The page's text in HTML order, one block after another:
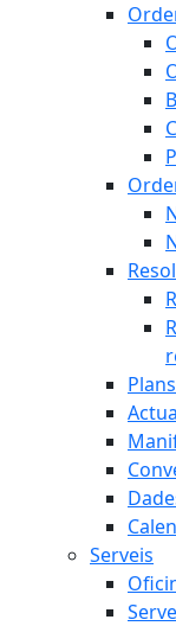
Serveis